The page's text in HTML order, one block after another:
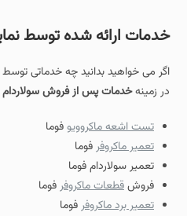
خدمات ارائه شده توسط
اگر می خواهید بدانید چه خدماتی
در زمینهخدمات پس از فروش سولاردام
تست اشعه ماکروویوفوما
تعمیر ماکروفرفوما
تعمیر سولاردام فوما
فروشقطعات ماکروفرفوما
تعمیر برد ماکروفرفوما